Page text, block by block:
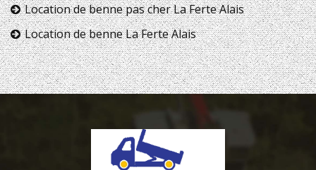
Location de benne pas cher La Ferte Alais
Location de benne La Ferte Alais